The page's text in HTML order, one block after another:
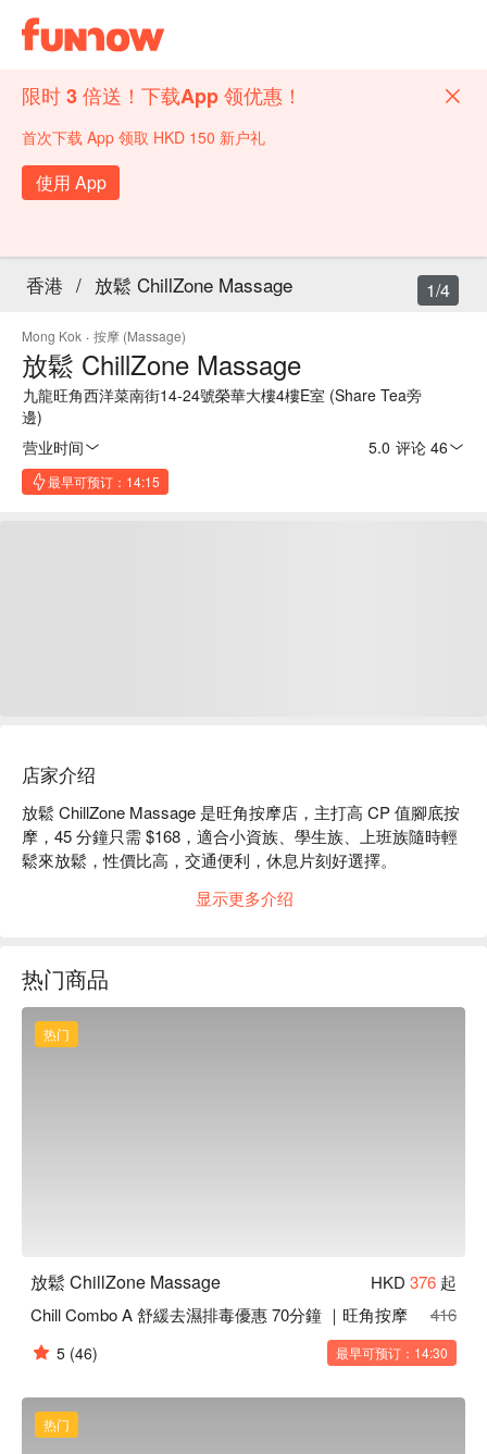
限时 3 倍送！下载App 领优惠！
首次下载 App 领取 HKD 150 新户礼
使用 App
香港 / 放鬆 ChillZone Massage
Mong Kok · 按摩 (Massage)
放鬆 ChillZone Massage
九龍旺角西洋菜南街14-24號榮華大樓4樓E室 (Share Tea旁
邊)
营业时间
5.0 评论 46
最早可预订：14:15
1/4
店家介绍
放鬆 ChillZone Massage 是旺角按摩店，主打高 CP 值腳底按
摩，45 分鐘只需 $168，適合小資族、學生族、上班族隨時輕
鬆來放鬆，性價比高，交通便利，休息片刻好選擇。
a. 旺角地鐵站步行 1 分鐘即達，地點超方便
旺角按摩 - 放鬆 ChillZone Massage 立刻預訂
显示更多介绍
热门商品
热门
放鬆 ChillZone Massage HKD 376 起
Chill Combo A 舒緩去濕排毒優惠 70分鐘 ｜旺角按摩
416
5 (46) 最早可预订：14:30
热门